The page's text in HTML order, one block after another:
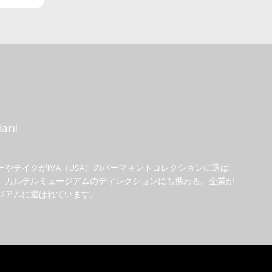
テイクがIMA（USA）のパーマネントコレクションに選ば
ルテルミュージアムのディレクションにも携わる。企業が
ムに選ばれています。